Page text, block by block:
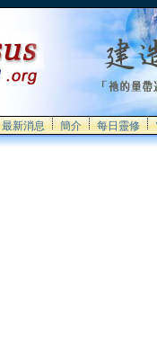
最新消息 簡介 每日靈修